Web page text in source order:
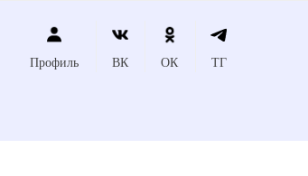
Профиль ВК ОК ТГ